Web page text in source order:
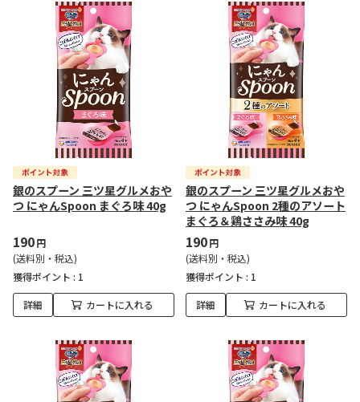
銀のスプーン 三ツ星グルメおや
つ にゃんSpoon まぐろ味 40g
190円
(送料別・税込)
獲得ポイント : 1
詳細 カートに入れる
銀のスプーン 三ツ星グルメおや
つ にゃんSpoon 2種のアソート
まぐろ＆鶏ささみ味 40g
190円
(送料別・税込)
獲得ポイント : 1
詳細 カートに入れる